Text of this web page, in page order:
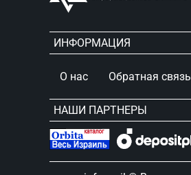
ИНФОРМАЦИЯ
О нас Обратная связь
НАШИ ПАРТНЕРЫ